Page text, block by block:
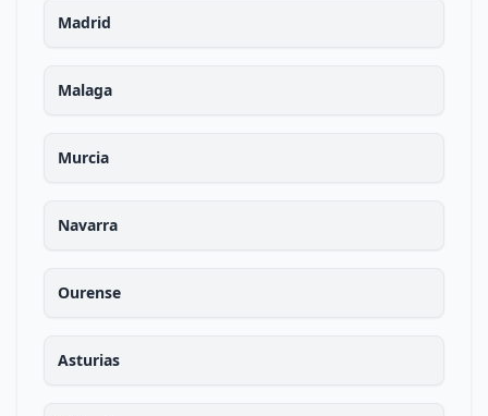
Madrid
Malaga
Murcia
Navarra
Ourense
Asturias